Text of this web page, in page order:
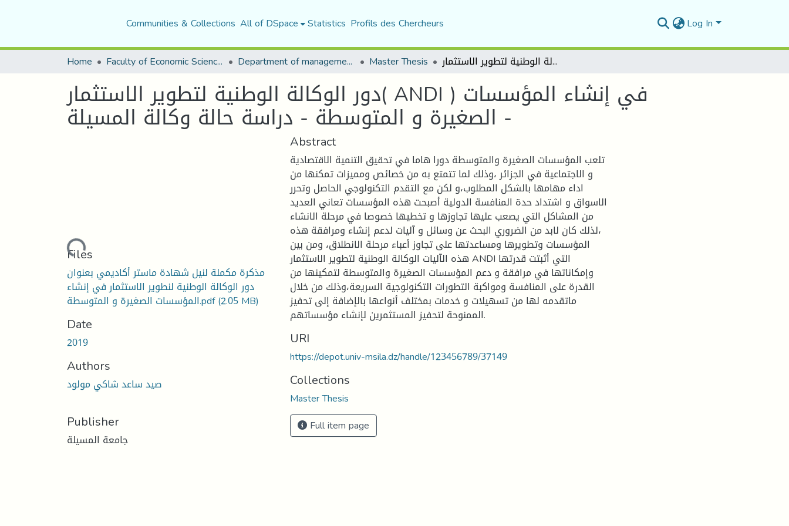
Communities & Collections All of DSpace Statistics Profils des Chercheurs Log In
Home Faculty of Economic Sciences, Commerce and Management Sciences Department of management sciences Master Thesis دور الوكالة الوطنية لتطوير الاستثمار( ANDI ) في إنشاء المؤسسات الصغيرة و المتوسطة - دراسة حالة وكالة المسيلة -
دور الوكالة الوطنية لتطوير الاستثمار( ANDI ) في إنشاء المؤسسات
الصغيرة و المتوسطة - دراسة حالة وكالة المسيلة -
Loading...
Files
مذكرة مكملة لنيل شهادة ماستر أكاديمي بعنوان
دور الوكالة الوطنية لنطوير الاستثمار في إنشاء
المؤسسات الصغيرة و المتوسطة.pdf(2.05 MB)
Date
2019
Authors
صيد ساعد شاكي مولود
Publisher
جامعة المسيلة
Abstract
تلعب المؤسسات الصغيرة والمتوسطة دورا هاما في تحقيق التنمية الاقتصادية
و الاجتماعية في الجزائر ،وذلك لما تتمتع به من خصائص ومميزات تمكنها من
اداء مهامها بالشكل المطلوب،و لكن مع التقدم التكنولوجي الحاصل وتحرر
الاسواق و اشتداد حدة المنافسة الدولية أصبحت هذه المؤسسات تعاني العديد
من المشاكل التي يصعب عليها تجاوزها و تخطيها خصوصا في مرحلة الانشاء
،لذلك كان لابد من الضروري البحث عن وسائل و آليات لدعم إنشاء ومرافقة هذه
المؤسسات وتطويرها ومساعدتها على تجاوز أعباء مرحلة الانطلاق، ومن بين
هذه الآليات الوكالة الوطنية لتطوير الاستثمار ANDI التي أثبتت قدرتها
وإمكاناتها في مرافقة و دعم المؤسسات الصغيرة والمتوسطة لتمكينها من
القدرة على المنافسة ومواكبة التطورات التكنولوجية السريعة،وذلك من خلال
ماتقدمه لها من تسهيلات و خدمات بمختلف أنواعها بالإضافة إلى تحفيز
الممنوحة لتحفيز المستثمرين لإنشاء مؤسساتهم.
URI
https://depot.univ-msila.dz/handle/123456789/37149
Collections
Master Thesis
Full item page